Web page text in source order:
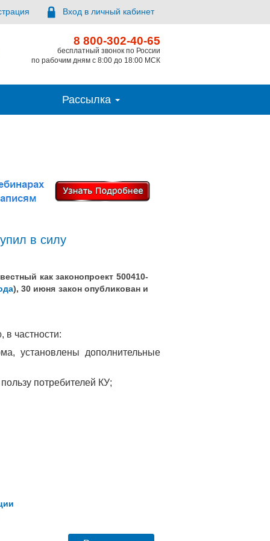
Вход в личный кабинет
8 800-302-40-65
бесплатный звонок по России
по рабочим дням с 8:00 до 18:00 МСК
Рассылка
в силу
как законопроект 500410-
), 30 июня закон опубликован и
частности:
установлены дополнительные
потребителей КУ;